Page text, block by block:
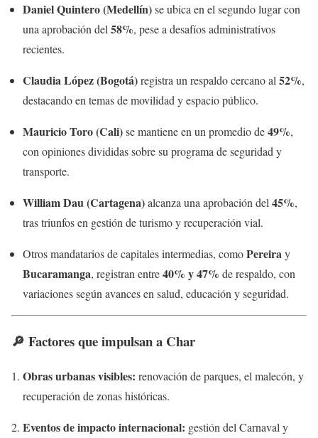
Daniel Quintero (Medellín)se ubica en el segundo lugar con
una aprobación del58%, pese a desafíos administrativos
recientes.
Claudia López (Bogotá)registra un respaldo cercano al52%,
destacando en temas de movilidad y espacio público.
Mauricio Toro (Cali)se mantiene en un promedio de49%,
con opiniones divididas sobre su programa de seguridad y
transporte.
William Dau (Cartagena)alcanza una aprobación del45%,
tras triunfos en gestión de turismo y recuperación vial.
Otros mandatarios de capitales intermedias, comoPereiray
Bucaramanga, registran entre40% y 47% de respaldo, con
variaciones según avances en salud, educación y seguridad.
🔎 Factores que impulsan a Char
Obras urbanas visibles: renovación de parques, el malecón, y
recuperación de zonas históricas.
Eventos de impacto internacional: gestión del Carnaval y